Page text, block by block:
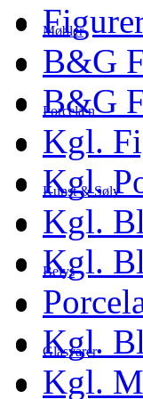
Møbler
Porcelæn
Kunst & Sølv
Belys
Glasvarer
B&G
B&G
Kgl.
Kgl.
Kgl.
Kgl.
Kgl.
Kgl.